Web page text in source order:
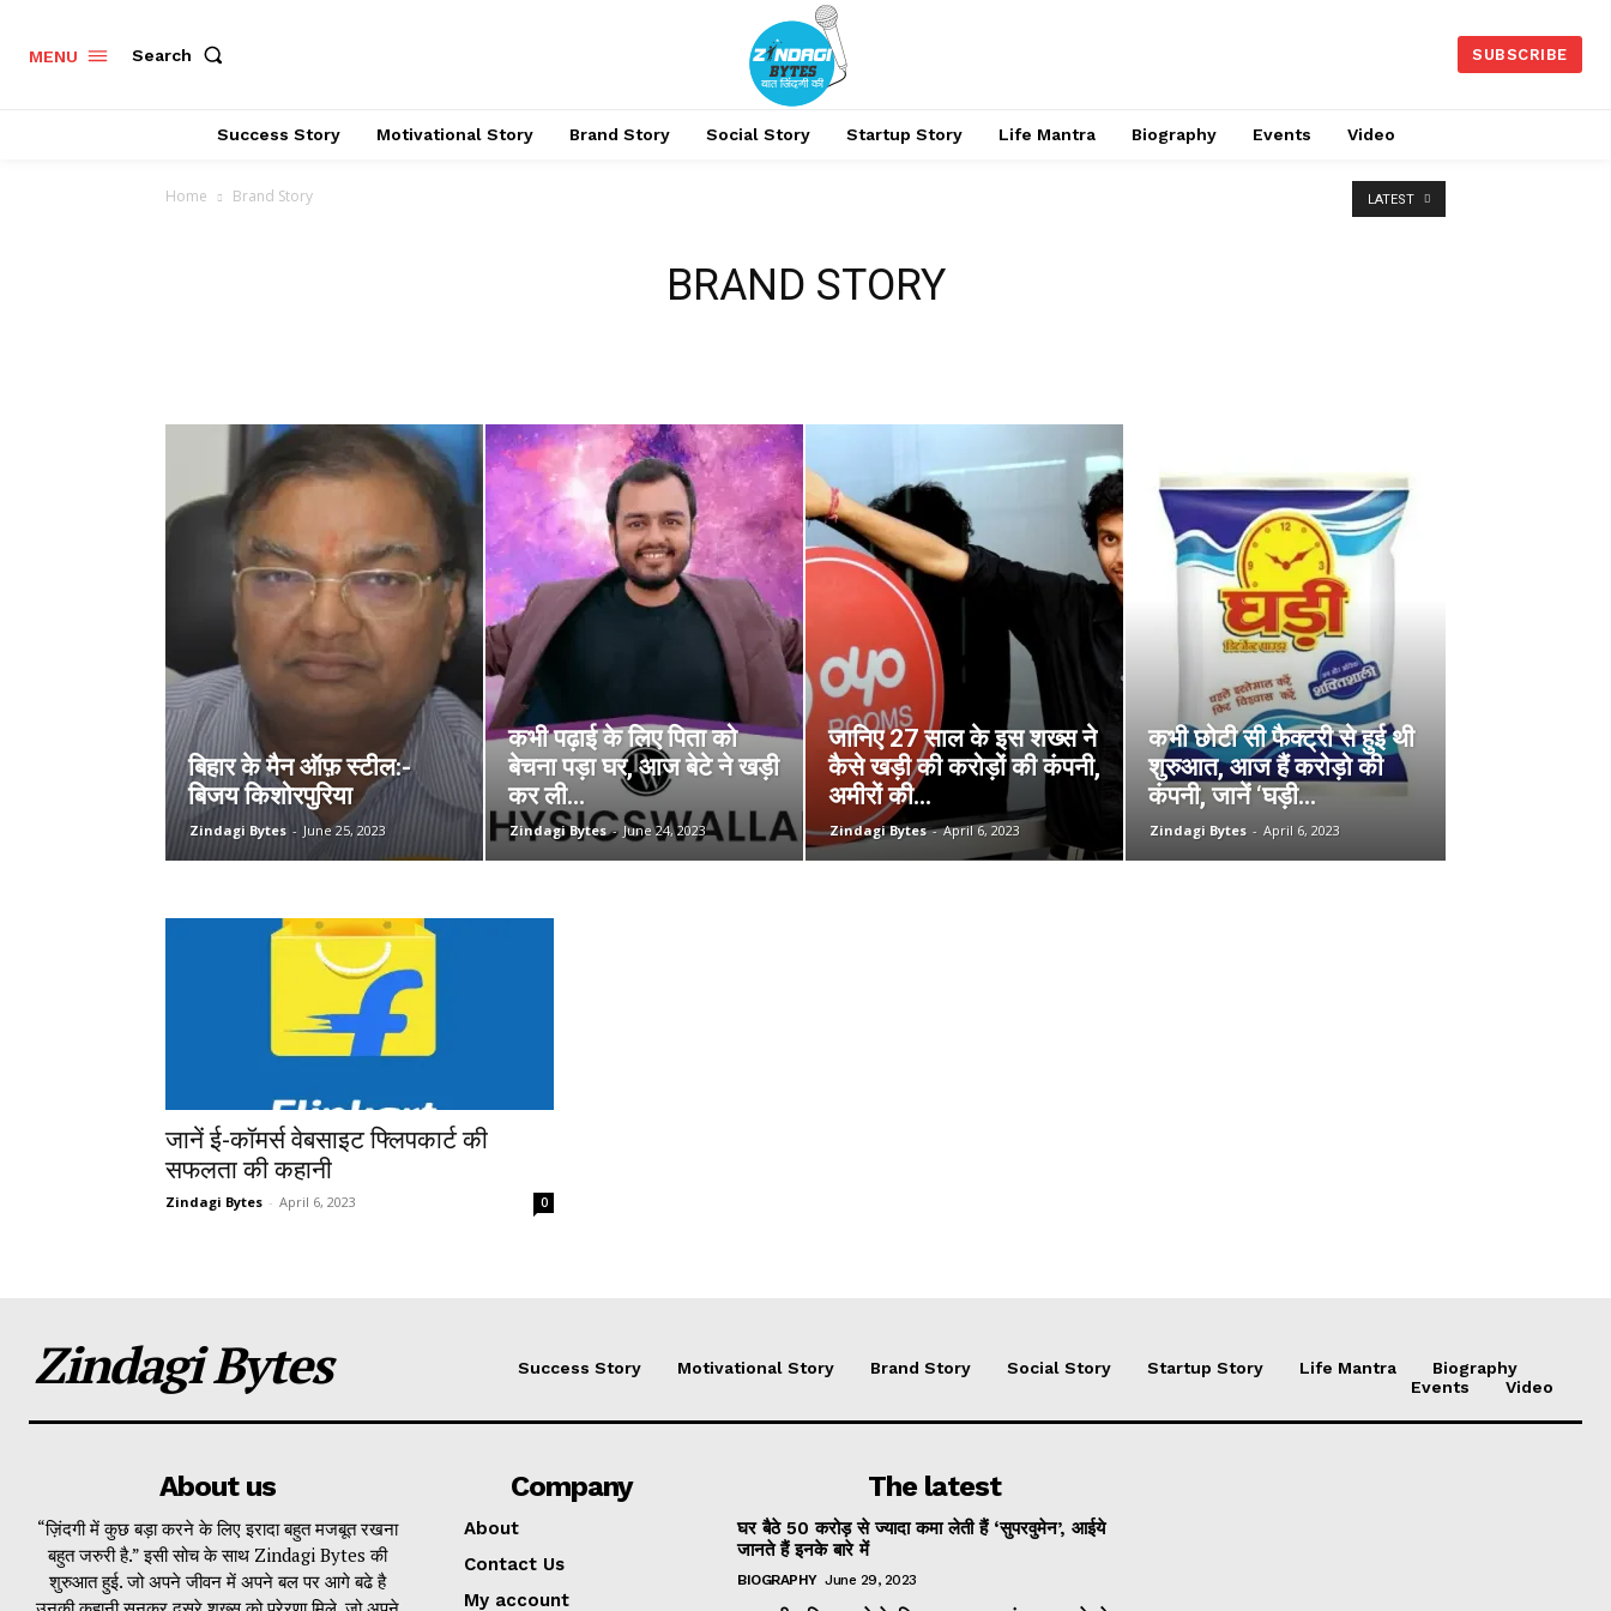
MENU Search SUBSCRIBE
Success Story Motivational Story Brand Story Social Story Startup Story Life Mantra Biography Events Video
Home Brand Story
BRAND STORY
LATEST
बिहार के मैन ऑफ़ स्टील:-
बिजय किशोरपुरिया
Zindagi Bytes - June 25, 2023
कभी पढ़ाई के लिए पिता को
बेचना पड़ा घर, आज बेटे ने खड़ी
कर ली...
Zindagi Bytes - June 24, 2023
जानिए 27 साल के इस शख्स ने
कैसे खड़ी की करोड़ों की कंपनी,
अमीरों की...
Zindagi Bytes - April 6, 2023
कभी छोटी सी फैक्ट्री से हुई थी
शुरुआत, आज हैं करोड़ो की
कंपनी, जानें ‘घड़ी...
Zindagi Bytes - April 6, 2023
जानें ई-कॉमर्स वेबसाइट फ्लिपकार्ट की
सफलता की कहानी
Zindagi Bytes - April 6, 2023 0
Zindagi Bytes Success Story Motivational Story Brand Story Social Story Startup Story Life Mantra
Biography
Events
Video
About us
“ज़िंदगी में कुछ बड़ा करने के लिए इरादा बहुत मजबूत रखना
बहुत जरुरी है.” इसी सोच के साथ Zindagi Bytes की
शुरुआत हुई. जो अपने जीवन में अपने बल पर आगे बढे है
Company
About
Contact Us
My account
The latest
घर बैठे 50 करोड़ से ज्यादा कमा लेती हैं ‘सुपरवुमेन’, आईये
जानते हैं इनके बारे में
BIOGRAPHY June 29, 2023